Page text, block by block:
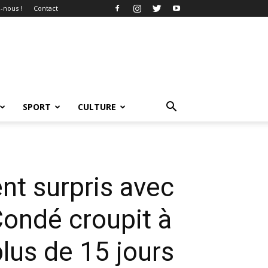
nous ! Contact
SPORT CULTURE
surpris avec
croupit à
de 15 jours